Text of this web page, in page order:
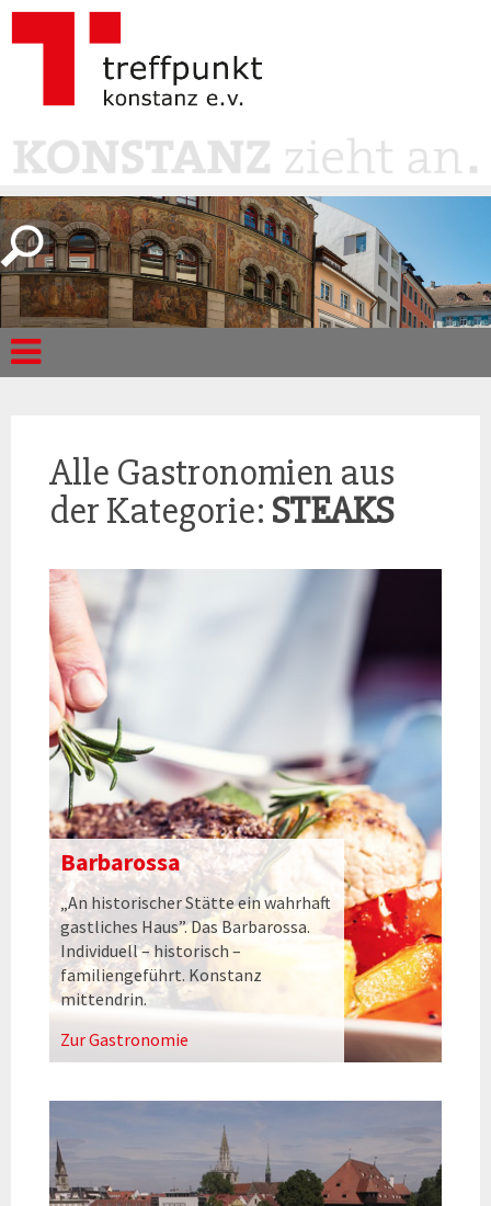
Alle Gastronomien aus
der Kategorie: STEAKS
Barbarossa
„An historischer Stätte ein wahrhaft
gastliches Haus”. Das Barbarossa.
Individuell – historisch –
familiengeführt. Konstanz
mittendrin.
Zur Gastronomie